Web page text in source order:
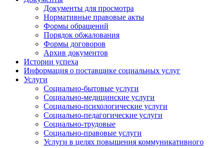
Документы для просмотра
Нормативные правовые акты
Формы обращений
Порядок обжалования
Формы договоров
Архив документов
Истории успеха
Информация о поставщике социальных услуг
Услуги
Социально-бытовые услуги
Социально-медицинские услуги
Социально-психологические услуги
Социально-педагогические услуги
Социально-трудовые
Социально-правовые услуги
Услуги в целях повышения коммуникативного